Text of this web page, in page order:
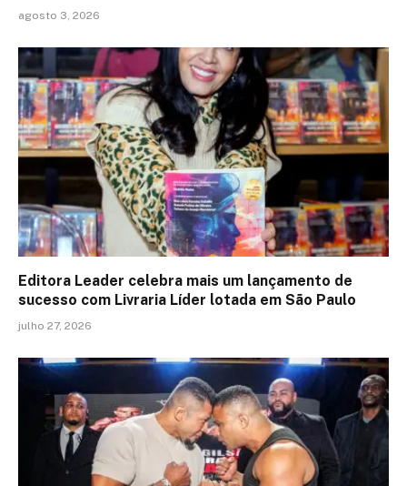
agosto 3, 2026
Editora Leader celebra mais um lançamento de
sucesso com Livraria Líder lotada em São Paulo
julho 27, 2026